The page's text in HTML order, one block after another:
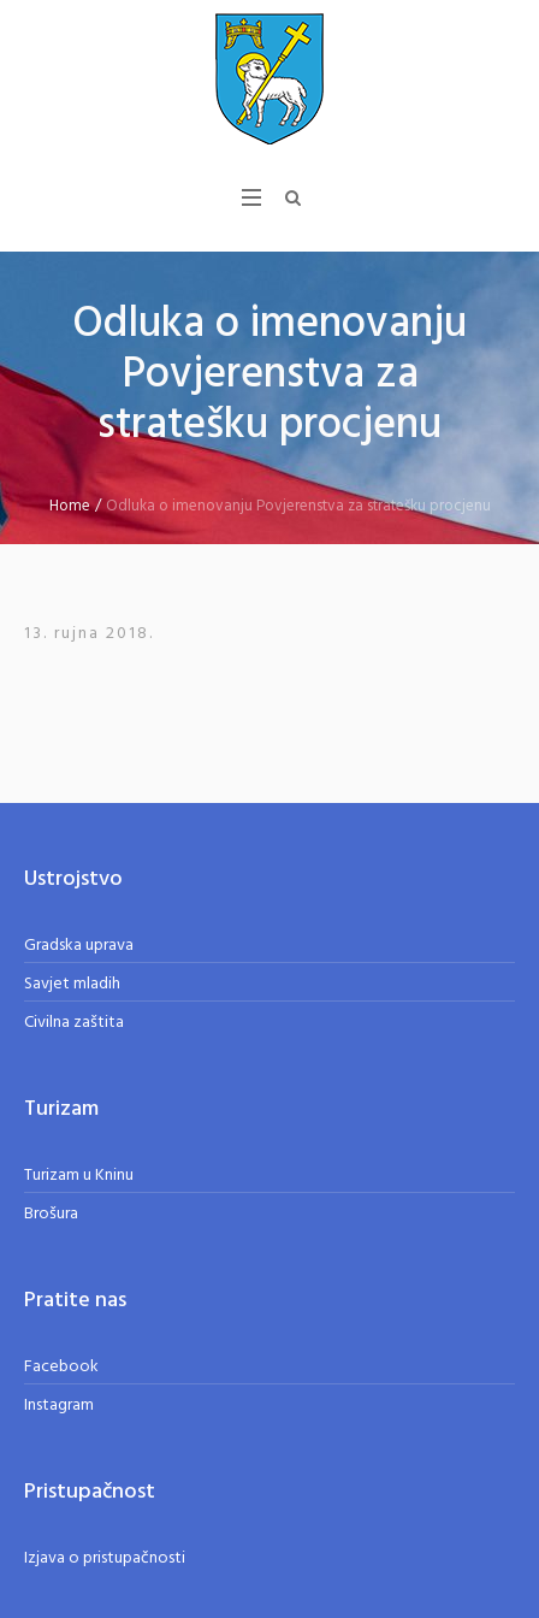
Odluka o imenovanju
Povjerenstva za
stratešku procjenu
Home/Odluka o imenovanju Povjerenstva za stratešku procjenu
13. rujna 2018.
Ustrojstvo
Gradska uprava
Savjet mladih
Civilna zaštita
Turizam
Turizam u Kninu
Brošura
Pratite nas
Facebook
Instagram
Pristupačnost
Izjava o pristupačnosti